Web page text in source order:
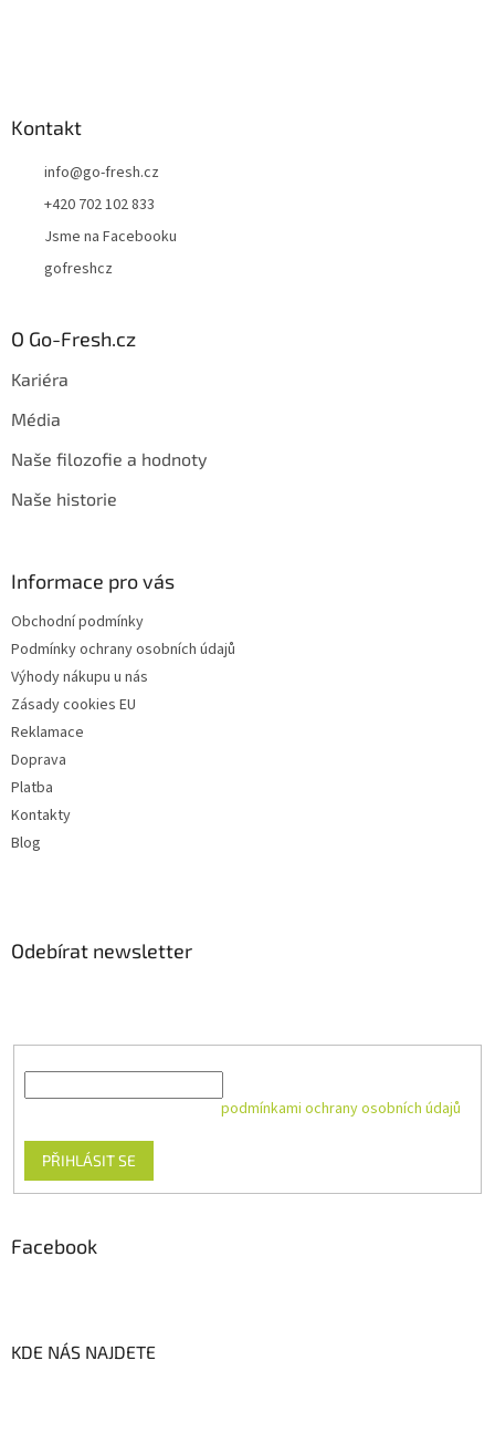
Kontakt
info@go-fresh.cz
+420 702 102 833
Jsme na Facebooku
gofreshcz
O Go-Fresh.cz
Kariéra
Média
Naše filozofie a hodnoty
Naše historie
Informace pro vás
Obchodní podmínky
Podmínky ochrany osobních údajů
Výhody nákupu u nás
Zásady cookies EU
Reklamace
Doprava
Platba
Kontakty
Blog
Odebírat newsletter
podmínkami ochrany osobních údajů
PŘIHLÁSIT SE
Facebook
KDE NÁS NAJDETE